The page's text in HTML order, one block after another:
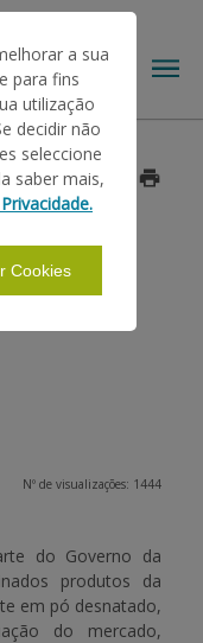
Data: 2015/02/03
Nº de visualizações: 1444
do Governo da
produtos da
em pó desnatado,
do mercado,
a sua
para fins
utilização
decidir não
seleccione
saber mais,
Cookies